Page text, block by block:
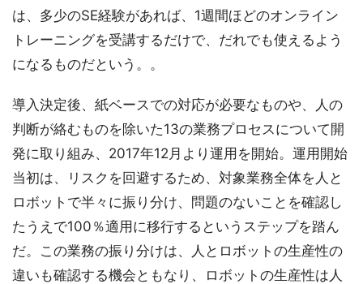
は、多少のSE経験があれば、1週間ほどのオンライン
トレーニングを受講するだけで、だれでも使えるよう
になるものだという。。
導入決定後、紙ベースでの対応が必要なものや、人の
判断が絡むものを除いた13の業務プロセスについて開
発に取り組み、2017年12月より運用を開始。運用開始
当初は、リスクを回避するため、対象業務全体を人と
ロボットで半々に振り分け、問題のないことを確認し
たうえで100％適用に移行するというステップを踏ん
だ。この業務の振り分けは、人とロボットの生産性の
違いも確認する機会ともなり、ロボットの生産性は人